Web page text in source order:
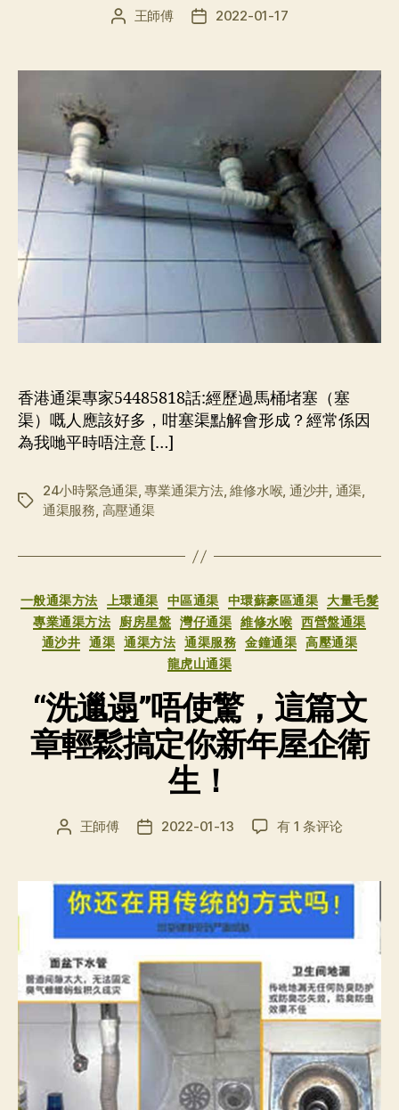
文
者
王師傅
发
期
2022-01-17
香港通渠專家54485818話:經歷過馬桶堵塞（塞
渠）嘅人應該好多，咁塞渠點解會形成？經常係因
為我哋平時唔注意 […]
标
24小時緊急通渠,專業通渠方法,維修水喉, 通沙井, 通渠,
通渠服務, 高壓通渠
分
类
一般通渠方法 上環通渠 中區通渠 中環蘇豪區通渠
大量毛髮
專業通渠方法
廚房星盤 灣仔通渠 維修水喉
西營盤通渠
通沙井 通渠 通渠方法 通渠服務 金鐘通渠
高壓通渠
龍虎山通渠
“洗邋遢”唔使驚，這篇文
章輕鬆搞定你新年屋企衛
生！
文
者
王師傅
发
期
2022-01-13
“洗
唔
使
這
文
章
輕
搞
定
你
有 1 条评论